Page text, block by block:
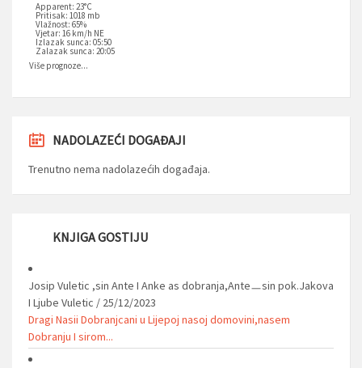
Apparent: 23°C
Pritisak: 1018 mb
Vlažnost: 65%
Vjetar: 16 km/h NE
Izlazak sunca: 05:50
Zalazak sunca: 20:05
Više prognoze...
NADOLAZEĆI DOGAĐAJI
Trenutno nema nadolazećih događaja.
KNJIGA GOSTIJU
Josip Vuletic ,sin Ante I Anke as dobranja,Anteㅡsin pok.Jakova
I Ljube Vuletic / 25/12/2023
Dragi Nasii Dobranjcani u Lijepoj nasoj domovini,nasem
Dobranju I sirom...